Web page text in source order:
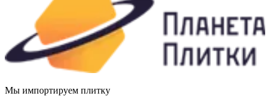
Мы импортируем плитку